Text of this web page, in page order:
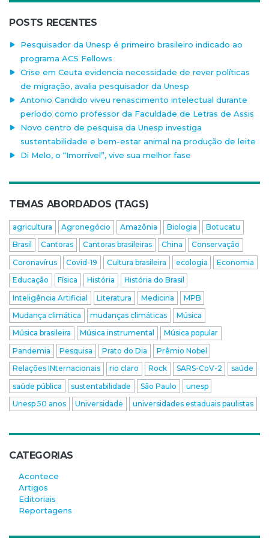
POSTS RECENTES
Pesquisador da Unesp é primeiro brasileiro indicado ao
programa ACS Fellows
Crise em Ceuta evidencia necessidade de rever políticas
de migração, avalia pesquisador da Unesp
Antonio Candido viveu renascimento intelectual durante
período como professor da Faculdade de Letras de Assis
Novo centro de pesquisa da Unesp investiga
sustentabilidade e bem-estar animal na produção de leite
Di Melo, o “Imorrível”, vive sua melhor fase
TEMAS ABORDADOS (TAGS)
agricultura Agronegócio Amazônia Biologia
Botucatu
Brasil
Cantoras Cantoras brasileiras China
Conservação
Coronavírus
Covid-19 Cultura brasileira ecologia
Economia
Educação
Física História
História do Brasil
Inteligência Artificial
Literatura Medicina
MPB
Mudança climática
mudanças climáticas
Música
Música brasileira
Música instrumental
Música popular
Pandemia
Pesquisa Prato do Dia
Prêmio Nobel
Relações INternacionais
rio claro Rock SARS-CoV-2
saúde
saúde pública
sustentabilidade São Paulo
unesp
Unesp 50 anos
Universidade universidades estaduais paulistas
CATEGORIAS
Acontece
Artigos
Editoriais
Reportagens